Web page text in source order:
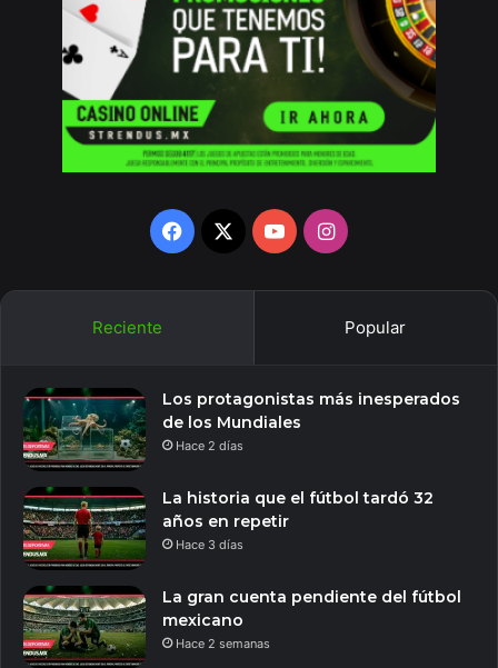
Facebook
X YouTubeInstagram
Reciente Popular
Los protagonistas más inesperados
de los Mundiales
Hace 2 días
La historia que el fútbol tardó 32
años en repetir
Hace 3 días
La gran cuenta pendiente del fútbol
mexicano
Hace 2 semanas